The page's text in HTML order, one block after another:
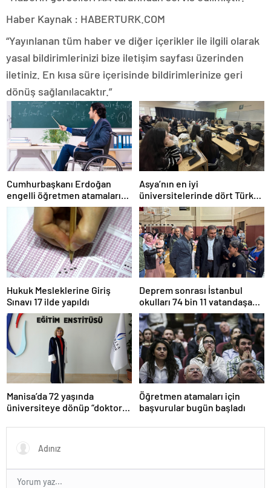
Haber Kaynak : HABERTURK.COM
“Yayınlanan tüm haber ve diğer içerikler ile ilgili olarak
yasal bildirimlerinizi bize iletişim sayfası üzerinden
iletiniz. En kısa süre içerisinde bildirimlerinize geri
dönüş sağlanılacaktır.”
Cumhurbaşkanı Erdoğan
engelli öğretmen atamaları
için tarih verdi
Asya’nın en iyi
üniversitelerinde dört Türk
okulu ilk 100’de
Hukuk Mesleklerine Giriş
Sınavı 17 ilde yapıldı
Deprem sonrası İstanbul
okulları 74 bin 11 vatandaşa
kapısını açtı
Manisa’da 72 yaşında
üniversiteye dönüp “doktor”
Öğretmen atamaları için
başvurular bugün başladı